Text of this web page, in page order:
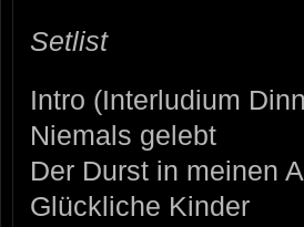
Setlist
Intro (Interludium
Niemals gelebt
Der Durst in meinen
Glückliche Kinder